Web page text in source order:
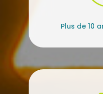
Plus de 10